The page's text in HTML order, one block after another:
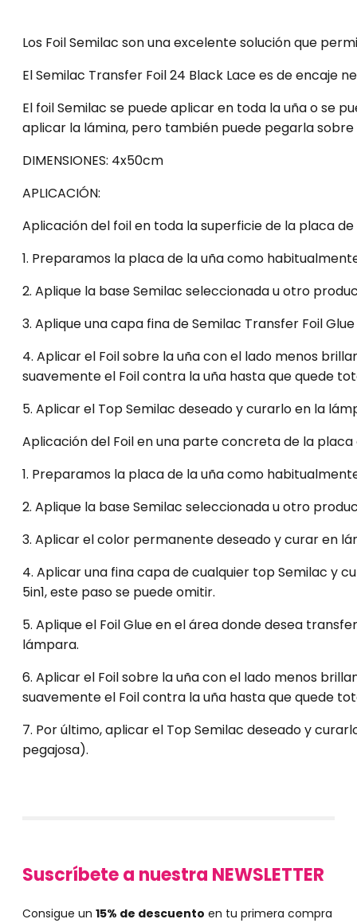
Los Foil Semilac son una excelente solución que
El Semilac Transfer Foil 24 Black Lace es de encaje
El foil Semilac se puede aplicar en toda la uña o se
aplicar la lámina, pero también puede pegarla
DIMENSIONES: 4x50cm
APLICACIÓN:
Aplicación del foil en toda la superficie de la placa de
1. Preparamos la placa de la uña como
2. Aplique la base Semilac seleccionada u otro
3. Aplique una capa fina de Semilac Transfer Foil
4. Aplicar el Foil sobre la uña con el lado menos
suavemente el Foil contra la uña hasta que quede
5. Aplicar el Top Semilac deseado y curarlo en la
Aplicación del Foil en una parte concreta de la
1. Preparamos la placa de la uña como
2. Aplique la base Semilac seleccionada u otro
3. Aplicar el color permanente deseado y curar en
4. Aplicar una fina capa de cualquier top Semilac y
5in1, este paso se puede omitir.
5. Aplique el Foil Glue en el área donde desea
lámpara.
6. Aplicar el Foil sobre la uña con el lado menos
suavemente el Foil contra la uña hasta que quede
7. Por último, aplicar el Top Semilac deseado y
pegajosa).
Suscríbete a nuestra NEWSLETTER
Consigue un 15% de descuento en tu primera compra